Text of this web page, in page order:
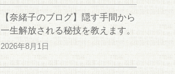
【奈緒子のブログ】隠す手間から
一生解放される秘技を教えます。
2026年8月1日